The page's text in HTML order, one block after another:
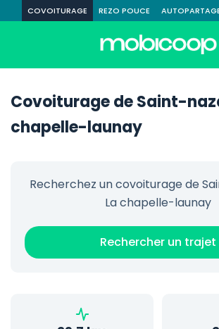
COVOITURAGE REZO POUCE
Covoiturage de Saint-
chapelle-launay
Recherchez un covoiturage de
La chapelle-launay
Rechercher un trajet